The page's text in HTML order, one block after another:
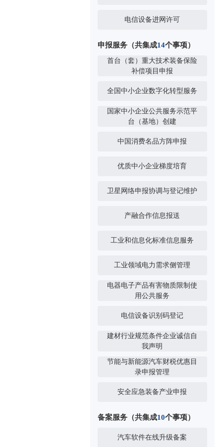
电信设备进网许可
申报服务（共集成14个事项）
首台（套）重大技术装备保险
补偿项目申报
全国中小企业数字化转型服务
国家中小企业公共服务示范平
台（基地）创建
中国消费名品方阵申报
优质中小企业梯度培育
卫星网络申报协调与登记维护
产融合作信息报送
工业和信息化标准信息服务
工业领域电力需求侧管理
电器电子产品有害物质限制使
用公共服务
电信设备识别码登记
建材行业规范条件企业诚信自
我声明
节能与新能源汽车财税优惠目
录申报管理
安全应急装备产业申报
备案服务（共集成10个事项）
汽车软件在线升级备案